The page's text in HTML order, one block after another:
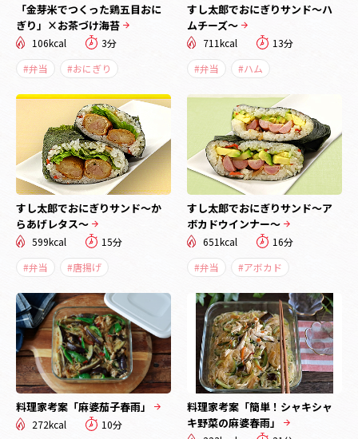
「金芽米でつくった鶏五目おに
ぎり」×お茶づけ海苔
106kcal
3分
#弁当
#おにぎり
すし太郎でおにぎりサンド～ハ
ムチーズ～
711kcal
13分
#弁当
#ハム
すし太郎でおにぎりサンド～か
らあげレタス～
599kcal
15分
#弁当
#唐揚げ
すし太郎でおにぎりサンド～ア
ボカドウインナー～
651kcal
16分
#弁当
#アボカド
料理家考案「麻婆茄子春雨」
272kcal 10分
料理家考案「簡単！シャキシャ
キ野菜の麻婆春雨」